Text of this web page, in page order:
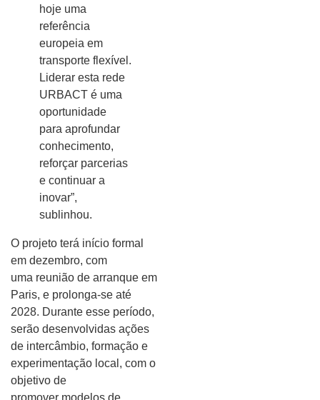
hoje uma
referência
europeia em
transporte flexível.
Liderar esta rede
URBACT é uma
oportunidade
para aprofundar
conhecimento,
reforçar parcerias
e continuar a
inovar”,
sublinhou.
O projeto terá início formal
em dezembro, com
uma reunião de arranque em
Paris, e prolonga-se até
2028. Durante esse período,
serão desenvolvidas ações
de intercâmbio, formação e
experimentação local, com o
objetivo de